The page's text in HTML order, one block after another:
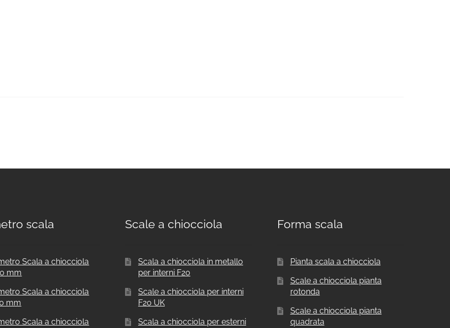
scala
Scala a chiocciola
mm
Scala a chiocciola
mm
Scala a chiocciola
Scale a chiocciola
Scala a chiocciola in metallo
per interni F20
Scale a chiocciola per interni
F20 UK
Scala a chiocciola per esterni
Forma scala
Pianta scala a chiocciola
Scale a chiocciola pianta
rotonda
Scale a chiocciola pianta
quadrata